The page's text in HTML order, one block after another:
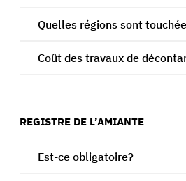
Quelles régions sont
Coût des travaux de
REGISTRE DE L’AMIANTE
Est-ce obligatoire?